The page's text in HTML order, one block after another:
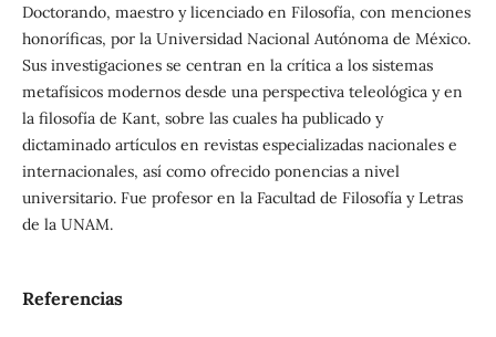
Doctorando, maestro y licenciado en Filosofía, con menciones
honoríficas, por la Universidad Nacional Autónoma de México.
Sus investigaciones se centran en la crítica a los sistemas
metafísicos modernos desde una perspectiva teleológica y en
la filosofía de Kant, sobre las cuales ha publicado y
dictaminado artículos en revistas especializadas nacionales e
internacionales, así como ofrecido ponencias a nivel
universitario. Fue profesor en la Facultad de Filosofía y Letras
de la UNAM.
Referencias